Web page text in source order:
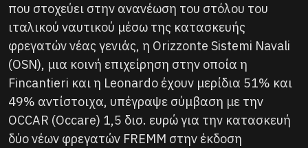
που στοχεύει στην ανανέωση του στόλου του
ιταλικού ναυτικού μέσω της κατασκευής
φρεγατών νέας γενιάς, η Orizzonte Sistemi Navali
(OSN), μια κοινή επιχείρηση στην οποία η
Fincantieri και η Leonardo έχουν μερίδια 51% και
49% αντίστοιχα, υπέγραψε σύμβαση με την
OCCAR (Occare) 1,5 δισ. ευρώ για την κατασκευή
δύο νέων φρεγατών FREMM στην έκδοση